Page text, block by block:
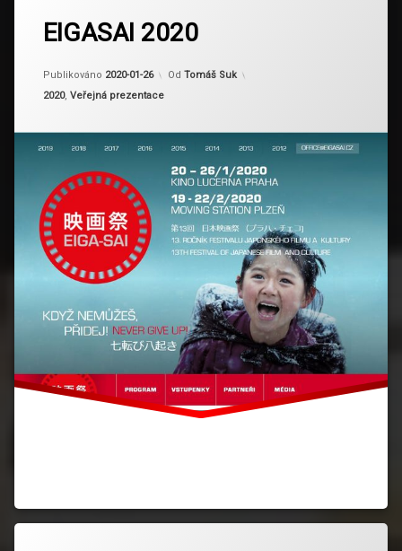
EIGASAI 2020
Publikováno 2020-01-26
Aktualizováno
Od Tomáš Suk
Kategorie:
2020, Veřejná prezentace
Eigasai